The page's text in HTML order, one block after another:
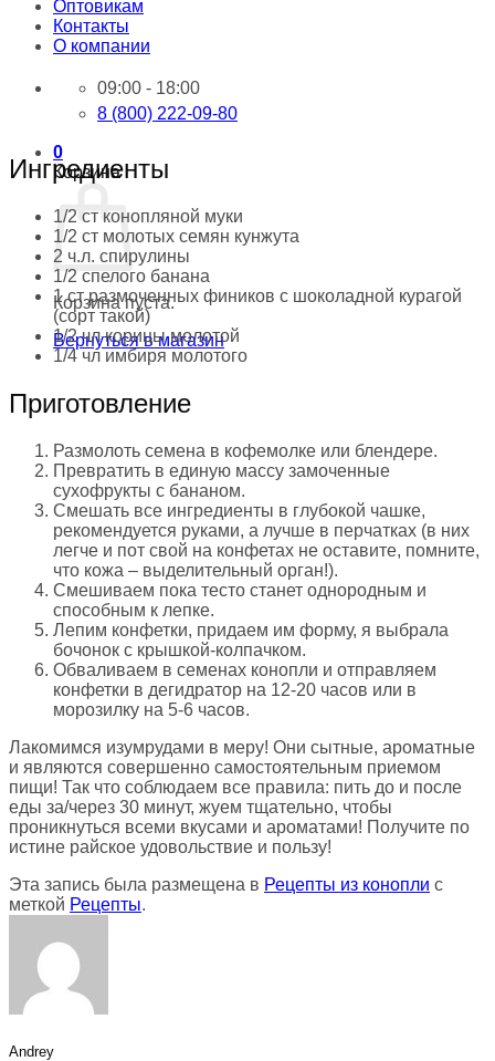
Оптовикам
Контакты
О компании
09:00 - 18:00
8 (800) 222-09-80
0
Корзина
Корзина пуста.
Вернуться в магазин
Ингредиенты
1/2 ст конопляной муки
1/2 ст молотых семян кунжута
2 ч.л. спирулины
1/2 спелого банана
1 ст размоченных фиников с шоколадной курагой
(сорт такой)
1/2 чл корицы молотой
1/4 чл имбиря молотого
Приготовление
Размолоть семена в кофемолке или блендере.
Превратить в единую массу замоченные
сухофрукты с бананом.
Смешать все ингредиенты в глубокой чашке,
рекомендуется руками, а лучше в перчатках (в них
легче и пот свой на конфетах не оставите, помните,
что кожа – выделительный орган!).
Смешиваем пока тесто станет однородным и
способным к лепке.
Лепим конфетки, придаем им форму, я выбрала
бочонок с крышкой-колпачком.
Обваливаем в семенах конопли и отправляем
конфетки в дегидратор на 12-20 часов или в
морозилку на 5-6 часов.
Лакомимся изумрудами в меру! Они сытные, ароматные
и являются совершенно самостоятельным приемом
пищи! Так что соблюдаем все правила: пить до и после
еды за/через 30 минут, жуем тщательно, чтобы
проникнуться всеми вкусами и ароматами! Получите по
истине райское удовольствие и пользу!
Эта запись была размещена в Рецепты из конопли с
меткой Рецепты.
Andrey